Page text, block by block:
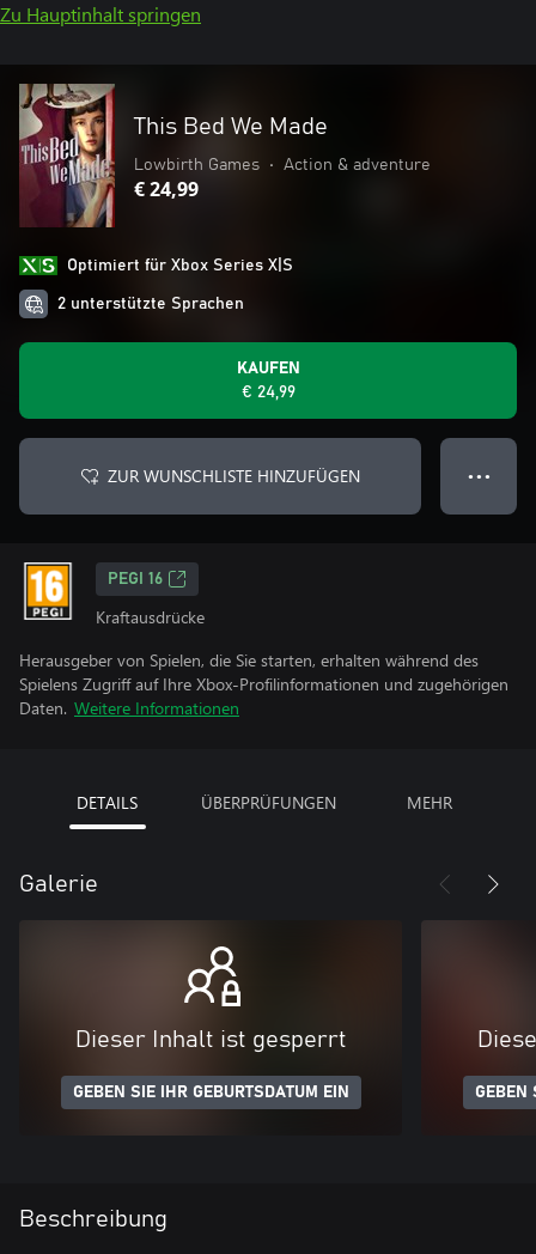
Zu Hauptinhalt springen
This Bed We Made
Lowbirth Games • Action & adventure
€ 24,99
Optimiert für Xbox Series X|S
2 unterstützte Sprachen
KAUFEN
€ 24,99
ZUR WUNSCHLISTE HINZUFÜGEN ● ● ●
PEGI 16
Kraftausdrücke
Herausgeber von Spielen, die Sie starten, erhalten während des
Spielens Zugriff auf Ihre Xbox-Profilinformationen und zugehörigen
Daten. Weitere Informationen
DETAILS ÜBERPRÜFUNGEN MEHR
Galerie
Dieser Inhalt ist gesperrt
GEBEN SIE IHR GEBURTSDATUM EIN GEBEN
Beschreibung